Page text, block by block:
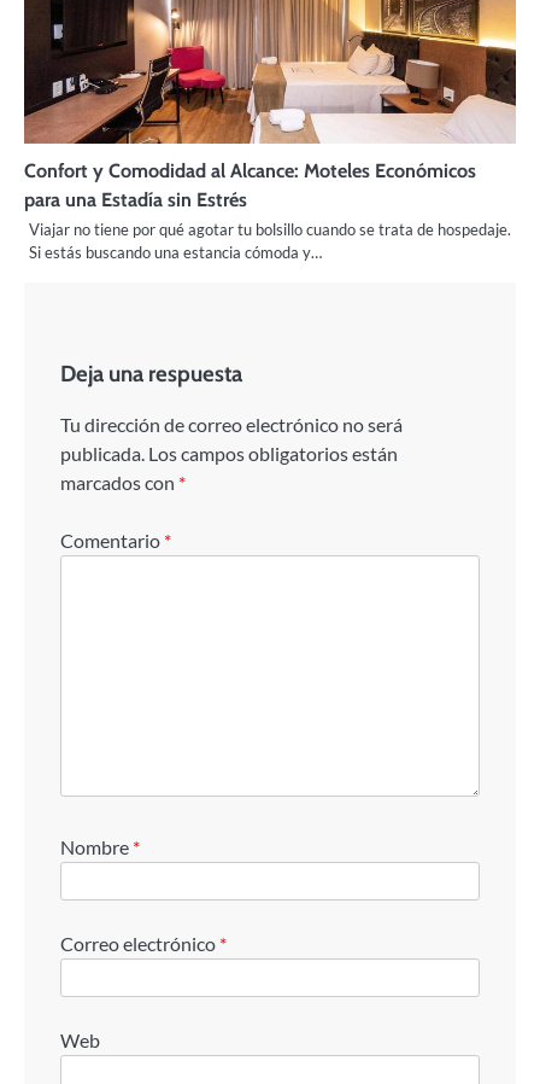
Confort y Comodidad al Alcance: Moteles Económicos
para una Estadía sin Estrés
Viajar no tiene por qué agotar tu bolsillo cuando se trata de hospedaje.
Si estás buscando una estancia cómoda y…
Deja una respuesta
Tu dirección de correo electrónico no será
publicada. Los campos obligatorios están
marcados con *
Comentario *
Nombre *
Correo electrónico *
Web